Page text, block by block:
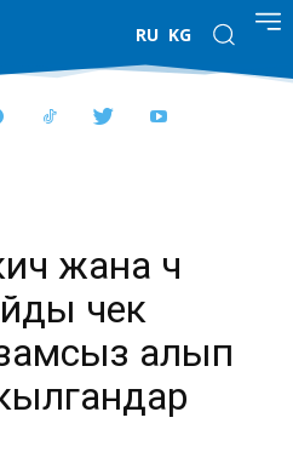
RU KG
жана үч
чек
алып
кылгандар